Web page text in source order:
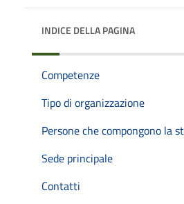
INDICE DELLA PAGINA
Competenze
Tipo di organizzazione
Persone che compongono la
Sede principale
Contatti